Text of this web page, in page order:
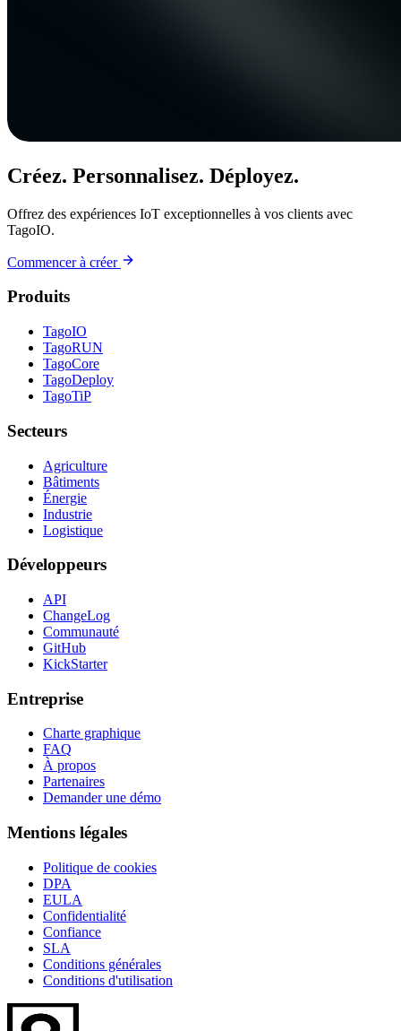
Créez. Personnalisez. Déployez.
Offrez des expériences IoT exceptionnelles à vos clients avec
TagoIO.
Commencer à créer
Produits
TagoIO
TagoRUN
TagoCore
TagoDeploy
TagoTiP
Secteurs
Agriculture
Bâtiments
Énergie
Industrie
Logistique
Développeurs
API
ChangeLog
Communauté
GitHub
KickStarter
Entreprise
Charte graphique
FAQ
À propos
Partenaires
Demander une démo
Mentions légales
Politique de cookies
DPA
EULA
Confidentialité
Confiance
SLA
Conditions générales
Conditions d'utilisation